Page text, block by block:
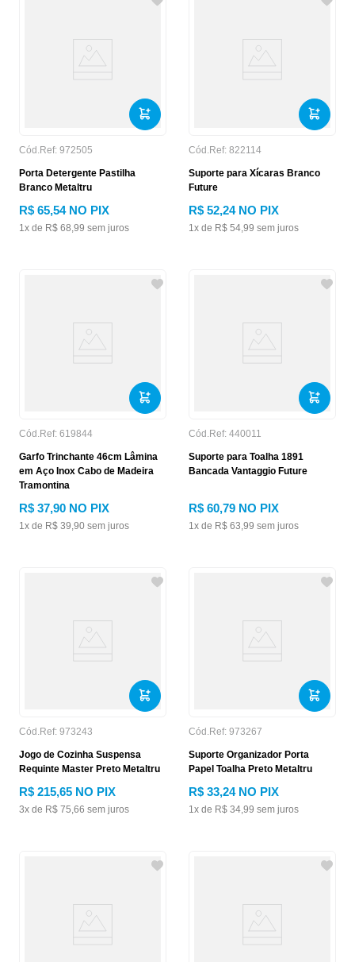
Cód.Ref: 972505
Porta Detergente Pastilha
Branco Metaltru
R$ 65,54NO PIX
1x de R$ 68,99 sem juros
Cód.Ref: 822114
Suporte para Xícaras Branco
Future
R$ 52,24NO PIX
1x de R$ 54,99 sem juros
Cód.Ref: 619844
Garfo Trinchante 46cm Lâmina
em Aço Inox Cabo de Madeira
Tramontina
R$ 37,90 NO PIX
1x de R$ 39,90 sem juros
Cód.Ref: 440011
Suporte para Toalha 1891
Bancada Vantaggio Future
R$ 60,79 NO PIX
1x de R$ 63,99 sem juros
Cód.Ref: 973243
Jogo de Cozinha Suspensa
Requinte Master Preto Metaltru
R$ 215,65 NO PIX
3x de R$ 75,66 sem juros
Cód.Ref: 973267
Suporte Organizador Porta
Papel Toalha Preto Metaltru
R$ 33,24NO PIX
1x de R$ 34,99 sem juros